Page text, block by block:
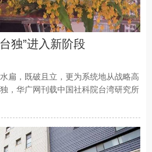
独”进入新阶段
，既破且立，更为系统地从战略高
，华广网刊载中国社科院台湾研究所